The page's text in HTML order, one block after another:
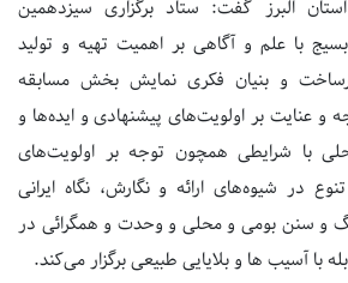
البرز گفت: ستاد برگزاری سیزدهمین
با علم و آگاهی بر اهمیت تهیه و تولید
و بنیان فکری نمایش بخش مسابقه
و عنایت بر اولویت‌های پیشنهادی و ایده‌ها و
با شرایطی همچون توجه بر اولویت‌های
در شیوه‌های ارائه و نگارش، نگاه ایرانی
و سنن بومی و محلی و وحدت و همگرائی در
با آسیب ها و بلایایی طبیعی برگزار می‌کند.